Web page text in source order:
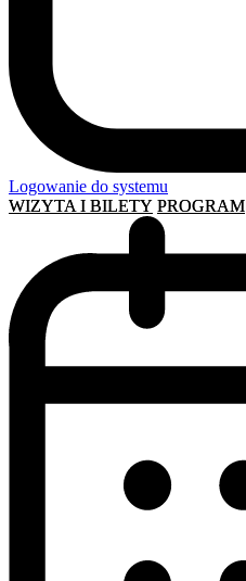
Logowanie do systemu
WIZYTA I BILETY PROGRAM